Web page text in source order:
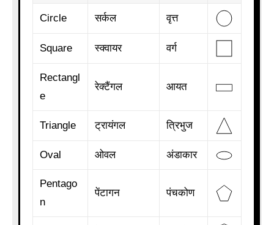
Circle सर्कल वृत्त
Square स्क्वायर वर्ग
Rectangl
e
रेक्टैंगल आयत
Triangle ट्रायंगल त्रिभुज
Oval ओवल अंडाकार
Pentago
n
पेंटागन पंचकोण